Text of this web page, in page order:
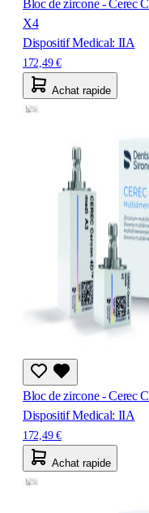
Bloc de zircone - Cerec
X4
Dispositif Medical: IIA
172,49 €
Achat rapide
Bloc de zircone - Cerec
Dispositif Medical: IIA
172,49 €
Achat rapide